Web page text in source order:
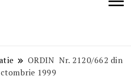
ORDIN Nr. 2120/662 din
1999